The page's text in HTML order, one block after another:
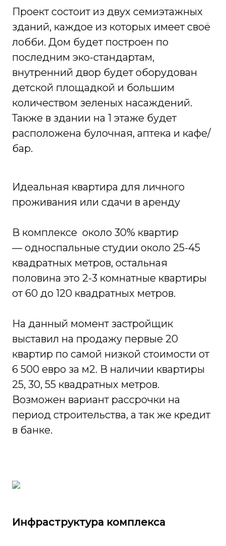
Проект состоит из двух семиэтажных
зданий, каждое из которых имеет своё
лобби. Дом будет построен по
последним эко-стандартам,
внутренний двор будет оборудован
детской площадкой и большим
количеством зеленых насаждений.
Также в здании на 1 этаже будет
расположена булочная, аптека и кафе/
бар.
Идеальная квартира для личного
проживания или сдачи в аренду
В комплексе около 30% квартир
— односпальные студии около 25-45
квадратных метров, остальная
половина это 2-3 комнатные квартиры
от 60 до 120 квадратных метров.
На данный момент застройщик
выставил на продажу первые 20
квартир по самой низкой стоимости от
6 500 евро за м2. В наличии квартиры
25, 30, 55 квадратных метров.
Возможен вариант рассрочки на
период строительства, а так же кредит
в банке.
Инфраструктура комплекса